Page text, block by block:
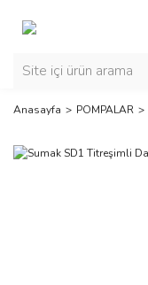
Anasayfa POMPALAR